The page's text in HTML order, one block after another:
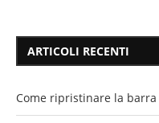
ARTICOLI RECENTI
Come ripristinare la